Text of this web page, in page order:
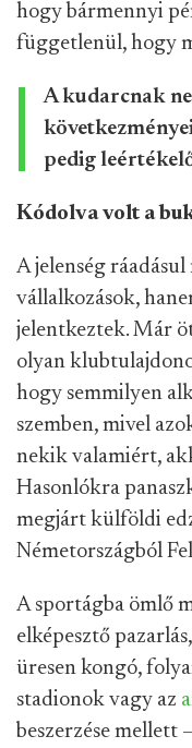
hogy bármennyi
függetlenül, hogy
A kudarcnak
pedig
Kódolva volt a
A jelenség
vállalkozások,
jelentkeztek. Már
olyan
hogy semmilyen
szemben, mivel
nekik valamiért,
Hasonlókra
megjárt külföldi
Németországból
A sportágba ömlő
elképesztő
üresen kongó,
stadionok vagy az
beszerzése mellett